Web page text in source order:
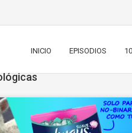
INICIO EPISODIOS